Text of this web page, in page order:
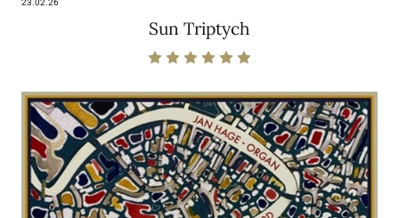
23.02.26
Sun Triptych